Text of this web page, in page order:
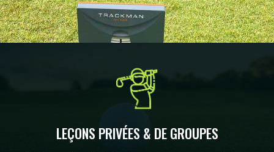
LEÇONS PRIVÉES & DE GROUPES